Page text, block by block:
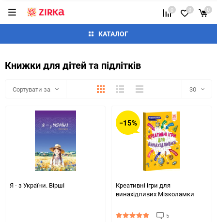
КАТАЛОГ
0 0 0
Книжки для дітей та підлітків
Сортувати за ПлиткаДетальноСписок 30
Я - з України. Вірші
−15%
Креативні ігри для
винахідливих Мізколамки
5